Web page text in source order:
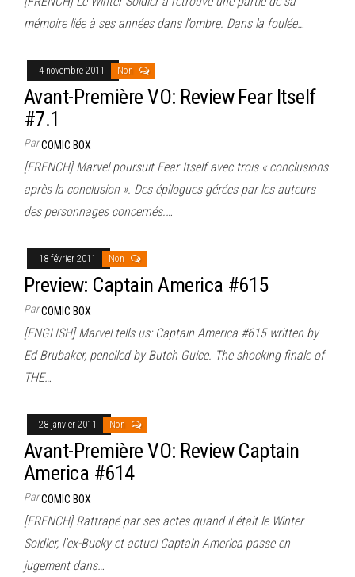
mémoire liée à ses années dans l’ombre. Dans la foulée…
4 novembre 2011 Non
Avant-Première VO: Review Fear Itself
#7.1
ParCOMIC BOX
[FRENCH] Marvel poursuit Fear Itself avec trois « conclusions
après la conclusion ». Des épilogues gérées par les auteurs
des personnages concernés.…
18 février 2011 Non
Preview: Captain America #615
ParCOMIC BOX
[ENGLISH] Marvel tells us: Captain America #615 written by
Ed Brubaker, penciled by Butch Guice. The shocking finale of
THE…
28 janvier 2011 Non
Avant-Première VO: Review Captain
America #614
ParCOMIC BOX
[FRENCH] Rattrapé par ses actes quand il était le Winter
Soldier, l’ex-Bucky et actuel Captain America passe en
jugement dans…